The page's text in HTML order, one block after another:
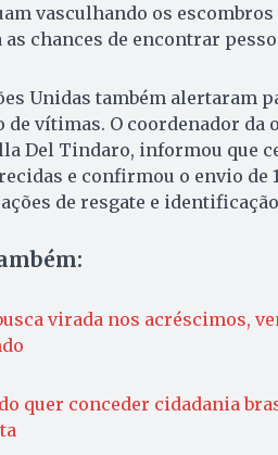
vasculhando os
as chances de encontrar
Unidas também alertaram
de vítimas. O coordenador da
Del Tindaro, informou que
e confirmou o envio
de resgate e
virada nos acréscimos,
quer conceder cidadania